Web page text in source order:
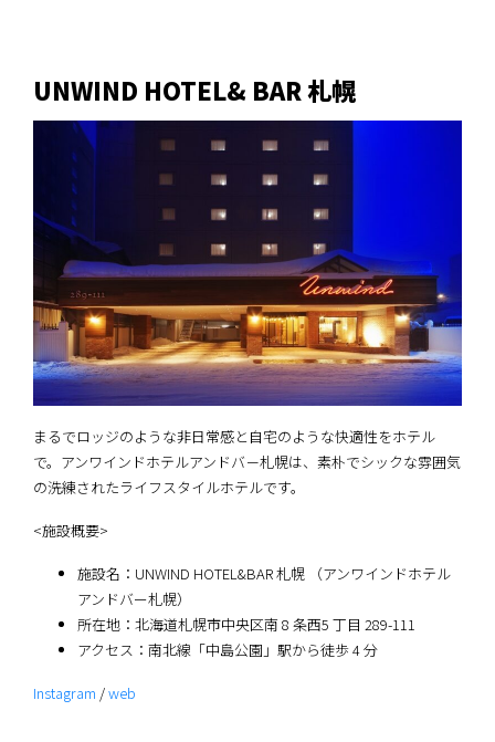
UNWIND HOTEL& BAR 札幌
まるでロッジのような非日常感と自宅のような快適性をホテル
で。アンワインドホテルアンドバ－札幌は、素朴でシックな雰囲気
の洗練されたライフスタイルホテルです。
<施設概要>
施設名：UNWIND HOTEL&BAR 札幌 （アンワインドホテル
アンドバー札幌）
所在地：北海道札幌市中央区南 8 条⻄5 丁目 289-111
アクセス：南北線「中島公園」駅から徒歩 4 分
Instagram /web